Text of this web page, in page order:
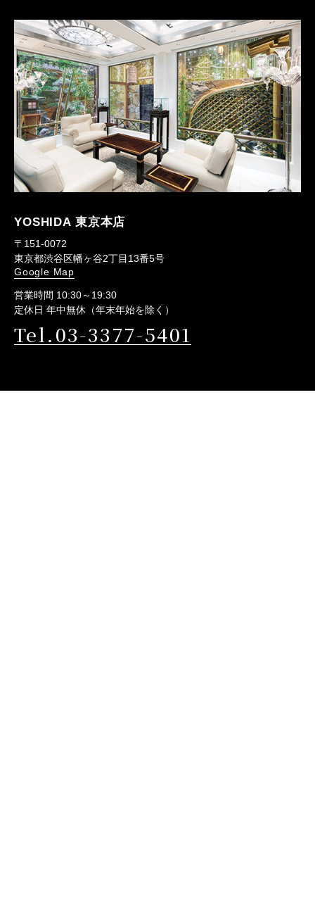
YOSHIDA 東京本店
〒151-0072
東京都渋谷区幡ヶ谷2丁目13番5号
Google Map
営業時間 10:30～19:30
定休日 年中無休（年末年始を除く）
Tel.03-3377-5401